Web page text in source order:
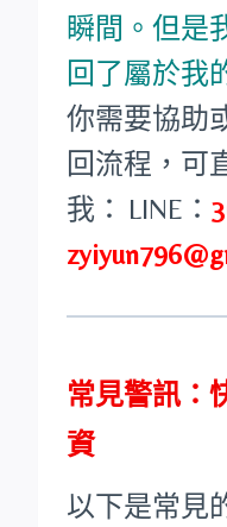
瞬間。但是
回了屬於我
你需要協助
回流程，可
我： LINE：
常見警訊：
資
以下是常見